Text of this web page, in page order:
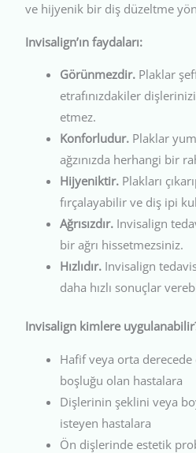
ve hijyenik bir diş düzeltme
Invisalign’ın faydaları:
Görünmezdir. Plaklar
etrafınızdakiler
etmez.
Konforludur. Plaklar
ağzınızda herhangi bir
Hijyeniktir. Plakları
fırçalayabilir ve diş ipi
Ağrısızdır. Invisalign
bir ağrı hissetmezsiniz.
Hızlıdır. Invisalign
daha hızlı sonuçlar
Invisalign kimlere
Hafif veya orta derecede
boşluğu olan hastalara
Dişlerinin şeklini veya
isteyen hastalara
Ön dişlerinde estetik